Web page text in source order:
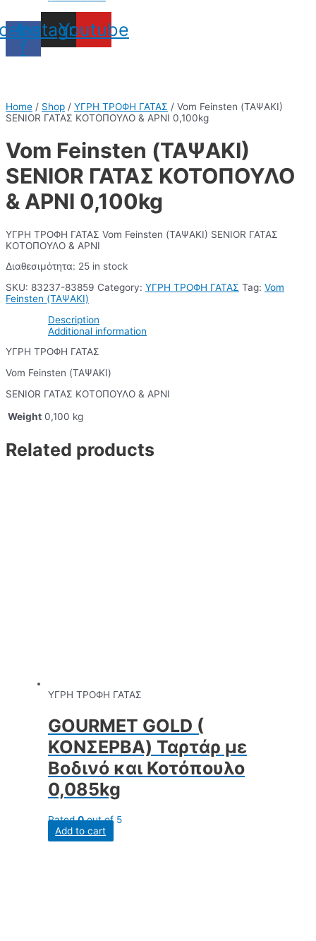
f
Instagram
Youtube
Home / Shop / ΥΓΡΗ ΤΡΟΦΗ ΓΑΤΑΣ / Vom Feinsten (ΤΑΨΑΚΙ)
SENIOR ΓΑΤΑΣ ΚΟΤΟΠΟΥΛΟ & ΑΡΝΙ 0,100kg
Vom Feinsten (ΤΑΨΑΚΙ)
SENIOR ΓΑΤΑΣ ΚΟΤΟΠΟΥΛΟ
& ΑΡΝΙ 0,100kg
ΥΓΡΗ ΤΡΟΦΗ ΓΑΤΑΣ Vom Feinsten (ΤΑΨΑΚΙ) SENIOR ΓΑΤΑΣ
ΚΟΤΟΠΟΥΛΟ & ΑΡΝΙ
Διαθεσιμότητα: 25 in stock
SKU: 83237-83859 Category: ΥΓΡΗ ΤΡΟΦΗ ΓΑΤΑΣ Tag: Vom
Feinsten (ΤΑΨΑΚΙ)
Description
Additional information
ΥΓΡΗ ΤΡΟΦΗ ΓΑΤΑΣ
Vom Feinsten (ΤΑΨΑΚΙ)
SENIOR ΓΑΤΑΣ ΚΟΤΟΠΟΥΛΟ & ΑΡΝΙ
Weight 0,100 kg
Related products
ΥΓΡΗ ΤΡΟΦΗ ΓΑΤΑΣ
GOURMET GOLD (
ΚΟΝΣΕΡΒΑ) Ταρτάρ με
Βοδινό και Κοτόπουλο
0,085kg
Rated0out of 5
Add to cart